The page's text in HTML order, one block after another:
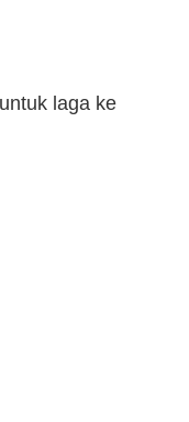
laga ke